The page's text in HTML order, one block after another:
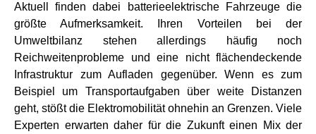
Aktuell finden dabei batterieelektrische Fahrzeuge die
größte Aufmerksamkeit. Ihren Vorteilen bei der
Umweltbilanz stehen allerdings häufig noch
Reichweitenprobleme und eine nicht flächendeckende
Infrastruktur zum Aufladen gegenüber. Wenn es zum
Beispiel um Transportaufgaben über weite Distanzen
geht, stößt die Elektromobilität ohnehin an Grenzen. Viele
Experten erwarten daher für die Zukunft einen Mix der